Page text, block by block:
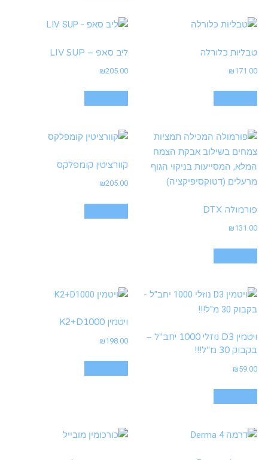
טבליות כלורלה
₪171.00
ליב סאפ – LIV SUP
₪205.00
פורמולה DTX
₪131.00
קוורציטין קומפלקס
₪205.00
ויטמין D3 נוזלי 1000 יחב"ל –
בקבוק 30 מ"ל!!!
₪59.00
ויטמין K2+D1000
₪198.00